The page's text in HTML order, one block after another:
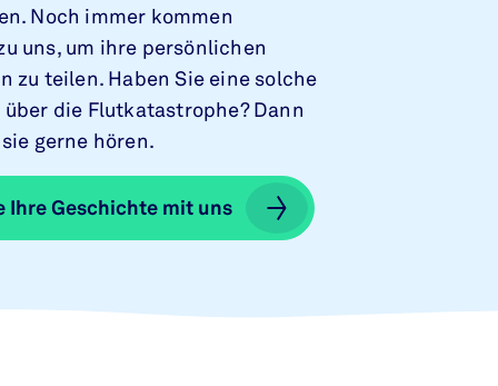
Noch immer kommen
uns, um ihre persönlichen
zu teilen. Haben Sie eine solche
die Flutkatastrophe? Dann
gerne hören.
Ihre Geschichte mit uns
Ihre Geschichte mit uns